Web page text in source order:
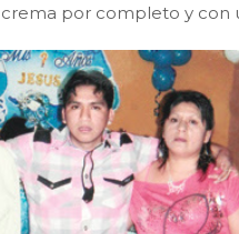
por completo y con